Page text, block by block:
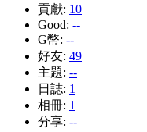
貢獻: 10
Good: --
G幣: --
好友: 49
主題: --
日誌: 1
相冊: 1
分享: --